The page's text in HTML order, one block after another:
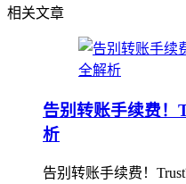
相关文章
告别转账手续费！
析
告别转账手续费！